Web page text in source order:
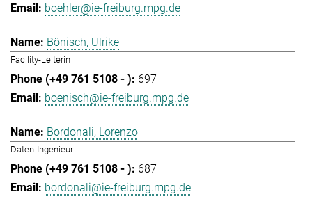
boehler@ie-freiburg.mpg.de
Bönisch, Ulrike
Facility-Leiterin
697
boenisch@ie-freiburg.mpg.de
Bordonali, Lorenzo
Daten-Ingenieur
687
bordonali@ie-freiburg.mpg.de